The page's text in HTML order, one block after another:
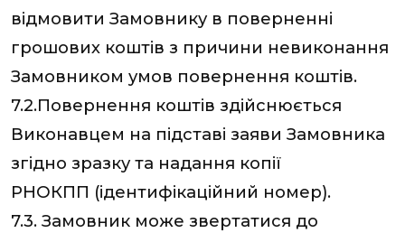
відмовити Замовнику в поверненні
грошових коштів з причини невиконання
Замовником умов повернення коштів.
7.2.Повернення коштів здійснюється
Виконавцем на підставі заяви Замовника
згідно зразку та надання копії
РНОКПП (ідентифікаційний номер).
7.3. Замовник може звертатися до